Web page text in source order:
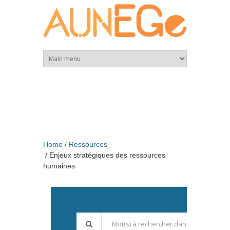
Home
Ressources
Enjeux stratégiques des ressources
humaines